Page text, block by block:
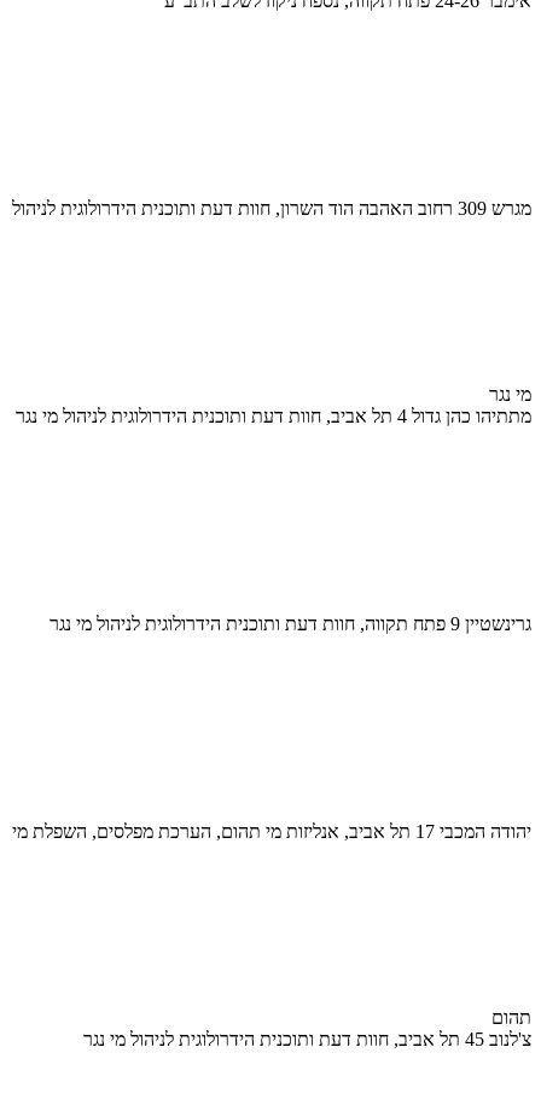
מגרש 309 רחוב האהבה הוד השרון, חוות דעת ותוכנית הידרולוגית לניהול
מי נגר
מתתיהו כהן גדול 4 תל אביב, חוות דעת ותוכנית הידרולוגית לניהול מי נגר
גרינשטיין 9 פתח תקווה, חוות דעת ותוכנית הידרולוגית לניהול מי נגר
יהודה המכבי 17 תל אביב, אנליזות מי תהום, הערכת מפלסים, השפלת מי
תהום
צ'לנוב 45 תל אביב, חוות דעת ותוכנית הידרולוגית לניהול מי נגר